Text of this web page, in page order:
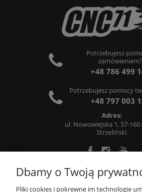
Potrzebujesz
zamówieniem?
+48 786 499
Potrzebujesz pomocy
+48 797 003
Adres:
ul. Nowowiejska 1, 57-160
Strzeliński
O FIRMIE
Dbamy o Twoją
Pliki cookies i pokrewne im technologie